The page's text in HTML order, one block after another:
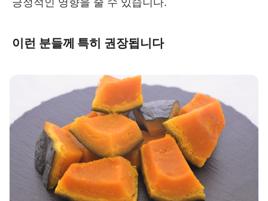
이런 분들께 특히 권장됩니다